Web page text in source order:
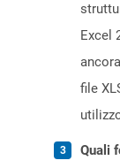
Excel
file
Quali